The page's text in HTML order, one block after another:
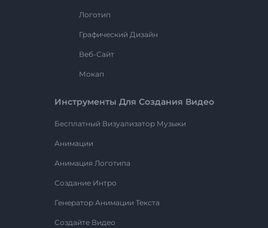
Логотип
Графический Дизайн
Веб-Сайт
Мокап
Инструменты Для Создания Видео
Бесплатный Визуализатор Музыки
Анимации
Анимация Логотипа
Создание Интро
Генератор Анимации Текста
Создайте Видео